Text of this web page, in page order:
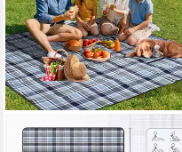
SEKEY
Picknickdecke Picknickdecke